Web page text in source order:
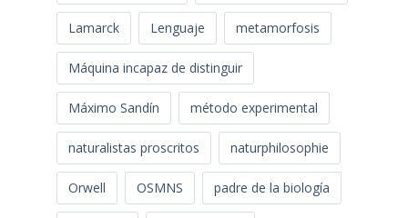
Lamarck Lenguaje metamorfosis
Máquina incapaz de distinguir
Máximo Sandín método experimental
naturalistas proscritos naturphilosophie
Orwell OSMNS padre de la biología